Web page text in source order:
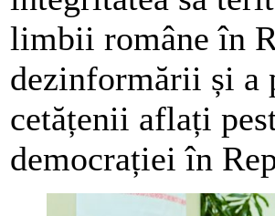
limbii române în
dezinformării și a
cetățenii aflați
democrației în